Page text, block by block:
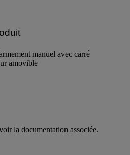
manuel avec carré
amovible
la documentation associée.